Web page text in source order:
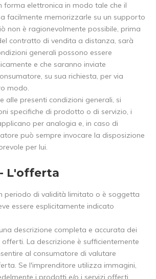
forma elettronica in modo tale che il
facilmente memorizzarle su un supporto
non è ragionevolmente possibile, prima
contratto di vendita a distanza, sarà
generali possono essere
e che saranno inviate
su sua richiesta, per via
modo.
alle presenti condizioni generali, si
specifiche di prodotto o di servizio, i
per analogia e, in caso di
può sempre invocare la disposizione
per lui.
L'offerta
periodo di validità limitato o è soggetta
essere esplicitamente indicato
descrizione completa e accurata dei
La descrizione è sufficientemente
al consumatore di valutare
Se l'imprenditore utilizza immagini,
i prodotti e/o i servizi offerti.